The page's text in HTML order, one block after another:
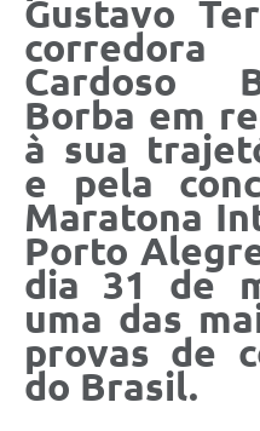
Gustavo
Cardoso
Borba em
à sua
e pela
Maratona
Porto
dia 31 de
uma das
provas de
do Brasil.